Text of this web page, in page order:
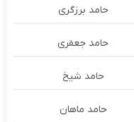
حامد برزگری
حامد جعفری
حامد شیخ
حامد ماهان